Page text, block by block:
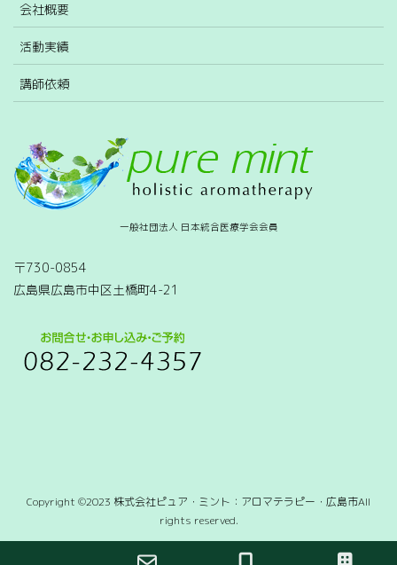
会社概要
活動実績
講師依頼
一般社団法人 日本統合医療学会会員
〒730-0854
広島県広島市中区土橋町4-21
Copyright ©2023 株式会社ピュア・ミント：アロマテラピー・広島市All
rights reserved.